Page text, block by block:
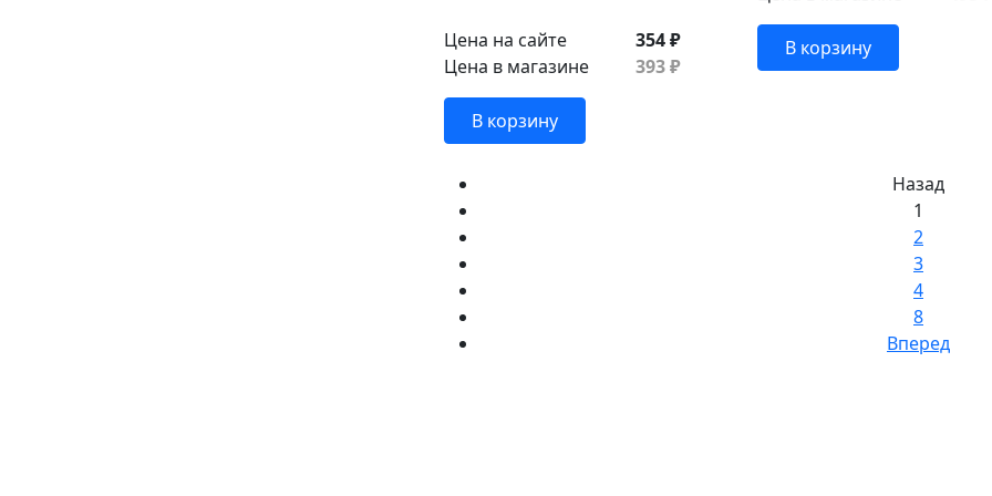
Цена на сайте
354 ₽
Цена в магазине
393 ₽
В корзину
В корзину
Назад
1
2
3
4
8
Вперед